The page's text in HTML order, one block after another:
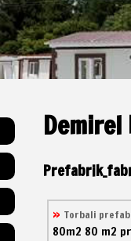
Torbali
80m2 80 m2